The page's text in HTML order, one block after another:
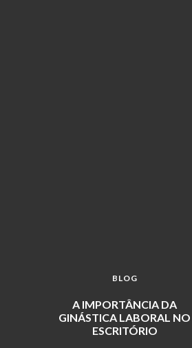
BLOG
A IMPORTÂNCIA DA
GINÁSTICA LABORAL NO
ESCRITÓRIO